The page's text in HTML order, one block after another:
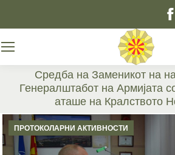
Средба на Заменикот на
Генералштабот на Армијата
аташе на Кралството
You
ПРОТОКОЛАРНИ АКТИВНОСТИ